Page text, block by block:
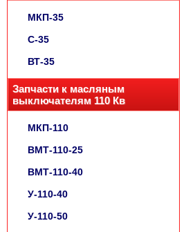
МКП-35
С-35
ВТ-35
Запчасти к масляным
выключателям 110 Кв
МКП-110
ВМТ-110-25
ВМТ-110-40
У-110-40
У-110-50